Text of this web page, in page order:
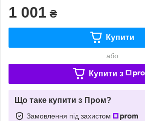
1 001 ₴
Купити
або
Купити з
Що таке купити з Пром?
Замовлення під захистом